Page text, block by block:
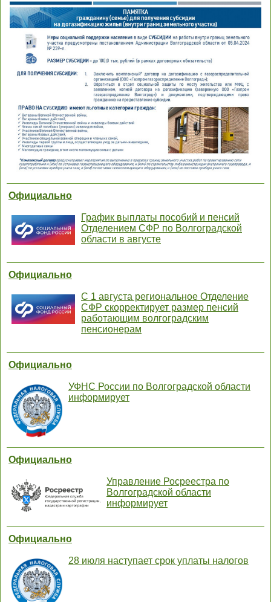
Официально
График выплаты пособий и пенсий
Отделением СФР по Волгоградской
области в августе
Официально
С 1 августа региональное Отделение
СФР скорректирует размер пенсий
работающим волгоградским
пенсионерам
Официально
УФНС России по Волгоградской области
информирует
Официально
Управление Росреестра по
Волгоградской области
информирует
Официально
28 июля наступает срок уплаты налогов